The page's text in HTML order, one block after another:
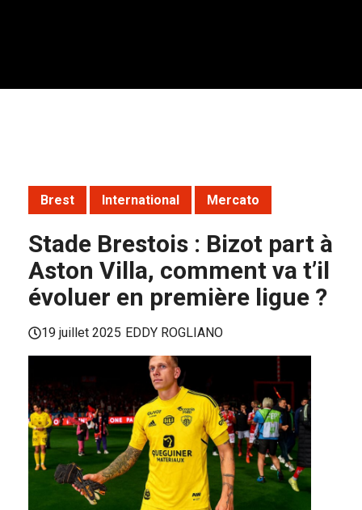
Brest International Mercato
Stade Brestois : Bizot part à
Aston Villa, comment va t’il
évoluer en première ligue ?
19 juillet 2025 EDDY ROGLIANO